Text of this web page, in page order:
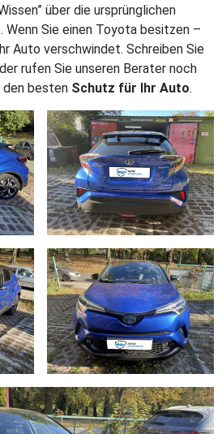
über die ursprünglichen
Wenn Sie einen Toyota besitzen –
Auto verschwindet. Schreiben Sie
rufen Sie unseren Berater noch
den besten Schutz für Ihr Auto.